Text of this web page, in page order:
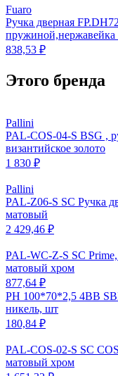
Fuaro
Ручка дверная
пружиной,нержавейка
838,53 ₽
Этого бренда
Pallini
PAL-COS-04-S BSG ,
византийское золото
1 830 ₽
Pallini
PAL-Z06-S SC Ручка
матовый
2 429,46 ₽
PAL-WC-Z-S SC Prime,
матовый хром
877,64 ₽
PH 100*70*2,5 4BB
никель, шт
180,84 ₽
PAL-COS-02-S SC
матовый хром